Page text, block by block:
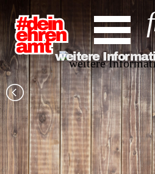
Hauptnavigation
Start
News
Veranstaltungen
Rückblicke
Newsletter
Die
Publikationen
weitere